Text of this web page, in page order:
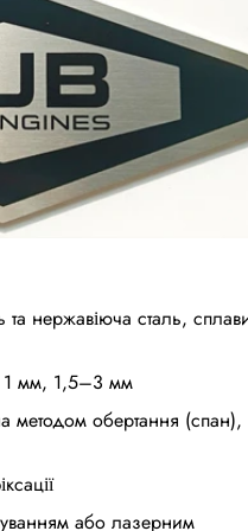
та нержавіюча сталь,
мм, 1,5–3 мм
методом обертання (спан),
або лазерним